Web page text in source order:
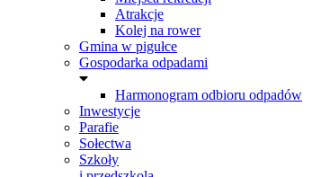
Atrakcje
Kolej na rower
Gmina w pigułce
Gospodarka odpadami
Harmonogram odbioru odpadów
Inwestycje
Parafie
Sołectwa
Szkoły